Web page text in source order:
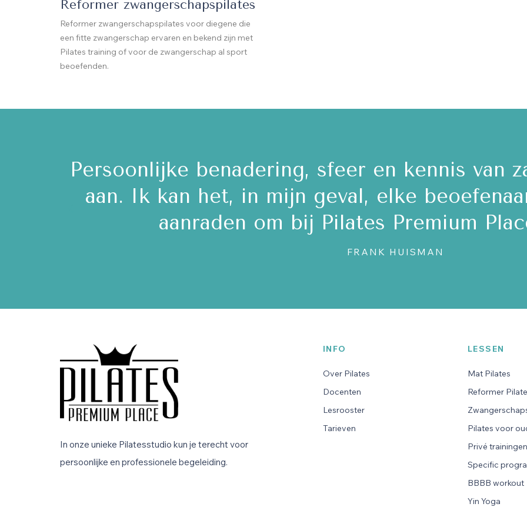
Reformer zwangerschapspilates
Reformer zwangerschapspilates voor diegene die
een fitte zwangerschap ervaren en bekend zijn met
Pilates training of voor de zwangerschap al sport
beoefenden.
Een uitdagende Mat groepsles en een zeer
de REFORMER gehad van Diani. Zij is
én corrigeert heel goed. Ik ben
NEELTJE GAST
In onze unieke Pilatesstudio kun je terecht voor
persoonlijke en professionele begeleiding.
INFO
Over Pilates
Docenten
Lesrooster
Tarieven
LESSEN
Mat Pilates
Reformer
Pilates voor
Privé trainingen
Specific
BBBB workout
Yin Yoga